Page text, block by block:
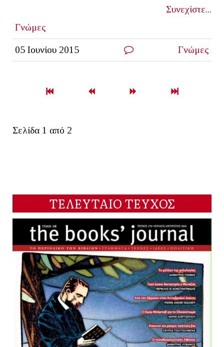
Συνεχίστε...
Γνώμες
05 Ιουνίου 2015 Γνώμες
Σελίδα 1 από 2
ΤΕΛΕΥΤΑΙΟ ΤΕΥΧΟΣ